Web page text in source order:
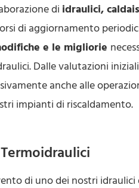
di idraulici,
di aggiornamento
e le migliorie
Dalle valutazioni
anche alle
impianti di riscaldamento.
di uno dei nostri